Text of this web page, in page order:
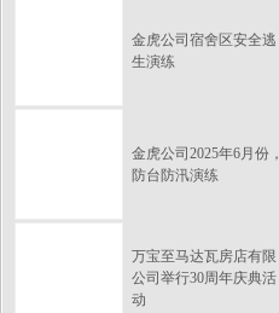
金虎公司宿舍区安全逃
生演练
金虎公司2025年6月份，
防台防汛演练
万宝至马达瓦房店有限
公司举行30周年庆典活
动